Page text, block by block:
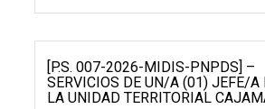
[P.S. 007-2026-MIDIS-PNPDS] –
SERVICIOS DE UN/A (01) JEFE/A
LA UNIDAD TERRITORIAL